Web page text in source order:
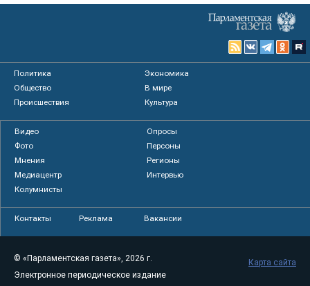
Политика
Экономика
Общество
В мире
Происшествия
Культура
Видео
Опросы
Фото
Персоны
Мнения
Регионы
Медиацентр
Интервью
Колумнисты
Контакты Реклама Вакансии
© «Парламентская газета», 2026 г.
Электронное периодическое издание
Карта сайта